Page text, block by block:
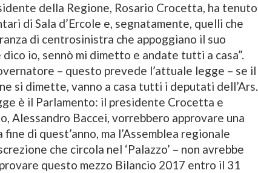
della Regione, Rosario Crocetta, ha tenuto
di Sala d’Ercole e, segnatamente, quelli che
di centrosinistra che appoggiano il suo
io, sennò mi dimetto e andate tutti a casa”.
– questo prevede l’attuale legge – se il
si dimette, vanno a casa tutti i deputati dell’Ars.
è il Parlamento: il presidente Crocetta e
Alessandro Baccei, vorrebbero approvare una
di quest’anno, ma l’Assemblea regionale
che circola nel ‘Palazzo’ – non avrebbe
questo mezzo Bilancio 2017 entro il 31